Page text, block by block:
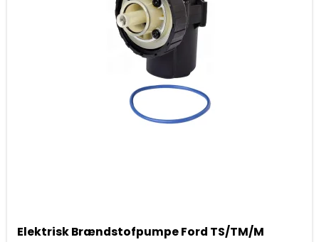
Elektrisk Brændstofpumpe Ford TS/TM/M